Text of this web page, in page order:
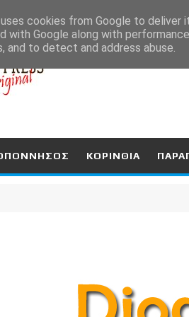
ΚΟΡΙΝΘΙΑ
cookies from Google to deliver
with Google along with
and to detect and address abuse.